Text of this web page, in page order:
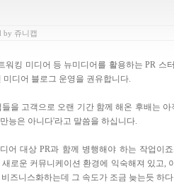
by 쥬니캡
킹 미디어 등 뉴미디어를 활용하는 PR 스
디어 블로그 운영을 권유합니다.
을 고객으로 오랜 기간 함께 해온 후배는
능은 아니다'라고 말씀을 하십니다.
대상 PR과 함께 병행해야 하는 작업이
로운 커뮤니케이션 환경에 익숙해져 있고,
즈니스화하는데 그 속도가 조금 늦는듯 하